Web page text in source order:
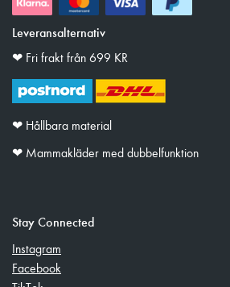
Leveransalternativ
❤︎ Fri frakt från 699 KR
❤︎ Hållbara material
❤︎ Mammakläder med dubbelfunktion
Stay Connected
Instagram
Facebook